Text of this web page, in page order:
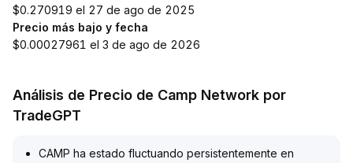
$0.270919 el 27 de ago de 2025
Precio más bajo y fecha
$0.00027961 el 3 de ago de 2026
Análisis de Precio de Camp Network por
TradeGPT
CAMP ha estado fluctuando persistentemente en